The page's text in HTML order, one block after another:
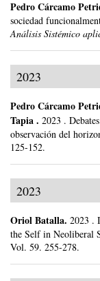
Pedro Cárcamo
sociedad
Análisis Sistémico
2023
Pedro Cárcamo
Tapia . 2023 .
observación del
125-152.
2023
Oriol Batalla. 2023 .
the Self in Neoliberal
Vol. 59. 255-278.